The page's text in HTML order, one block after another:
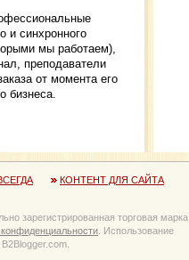
и синхронного
мы работаем),
преподаватели
от момента его
бизнеса.
КОНТЕНТ ДЛЯ САЙТА
зарегистрированная торговая марка.
. Использование